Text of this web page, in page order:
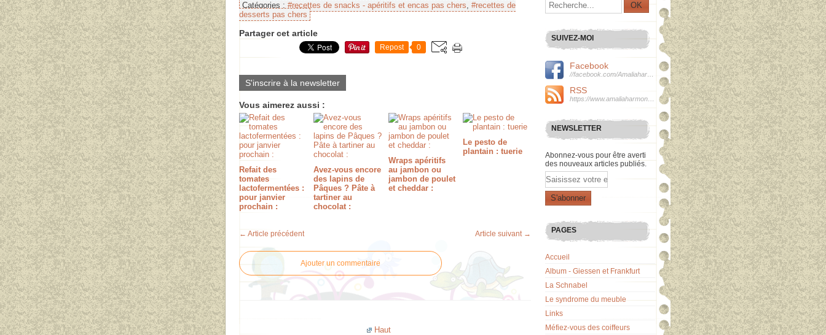
Catégories : #recettes de snacks - apéritifs et encas pas chers, #recettes de
desserts pas chers
Partager cet article
Repost 0
S'inscrire à la newsletter
Vous aimerez aussi :
Refait des
tomates
lactofermentées :
pour janvier
prochain :
Avez-vous encore
des lapins de
Pâques ? Pâte à
tartiner au
chocolat :
Wraps apéritifs
au jambon ou
jambon de poulet
et cheddar :
Le pesto de
plantain : tuerie
← Article précédent Article suivant →
Ajouter un commentaire
Haut
SUIVEZ-MOI
Facebook
RSS
NEWSLETTER
Abonnez-vous pour être averti
des nouveaux articles publiés.
Email
PAGES
Accueil
Album - Giessen et Frankfurt
La Schnabel
Le syndrome du meuble
Links
Méfiez-vous des coiffeurs